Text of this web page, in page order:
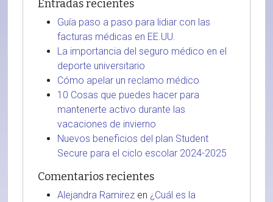
Entradas recientes
Guía paso a paso para lidiar con las
facturas médicas en EE.UU.
La importancia del seguro médico en el
deporte universitario
Cómo apelar un reclamo médico
10 Cosas que puedes hacer para
mantenerte activo durante las
vacaciones de invierno
Nuevos beneficios del plan Student
Secure para el ciclo escolar 2024-2025
Comentarios recientes
Alejandra Ramirez en ¿Cuál es la